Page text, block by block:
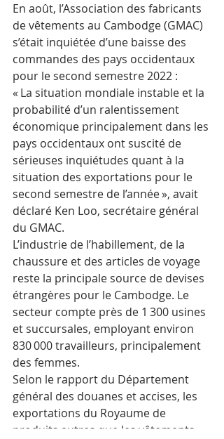
En août, l’Association des fabricants
de vêtements au Cambodge (GMAC)
s’était inquiétée d’une baisse des
commandes des pays occidentaux
pour le second semestre 2022 :
« La situation mondiale instable et la
probabilité d’un ralentissement
économique principalement dans les
pays occidentaux ont suscité de
sérieuses inquiétudes quant à la
situation des exportations pour le
second semestre de l’année », avait
déclaré Ken Loo, secrétaire général
du GMAC.
L’industrie de l’habillement, de la
chaussure et des articles de voyage
reste la principale source de devises
étrangères pour le Cambodge. Le
secteur compte près de 1 300 usines
et succursales, employant environ
830 000 travailleurs, principalement
des femmes.
Selon le rapport du Département
général des douanes et accises, les
exportations du Royaume de
produits autres que les vêtements,